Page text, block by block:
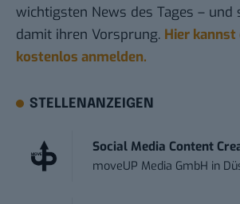
wichtigsten News des Tages – und
damit ihren Vorsprung. Hier kannst
kostenlos anmelden.
STELLENANZEIGEN
Social Media Content
moveUP Media GmbH in